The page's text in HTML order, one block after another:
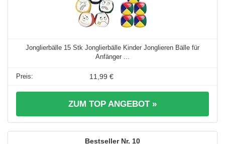
Jonglierbälle 15 Stk Jonglierbälle Kinder Jonglieren Bälle für
Anfänger ...
11,99 €
ZUM TOP ANGEBOT »
10